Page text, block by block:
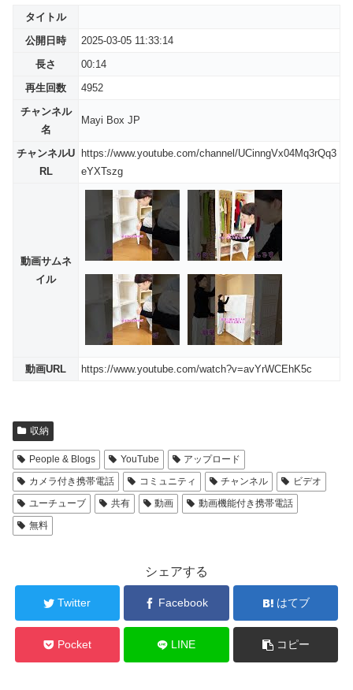
タイトル
公開日時
2025-03-05 11:33:14
長さ
00:14
再生回数
4952
チャンネル
名
Mayi Box JP
チャンネルU
RL
https://www.youtube.com/channel/UCinngVx04Mq3rQq3
eYXTszg
動画サムネ
イル
動画URL https://www.youtube.com/watch?v=avYrWCEhK5c
収納
People & Blogs YouTube
アップロード
カメラ付き携帯電話
コミュニティ チャンネル
ビデオ
ユーチューブ
共有 動画
動画機能付き携帯電話
無料
シェアする
Twitter Facebook はてブ
Pocket LINE コピー